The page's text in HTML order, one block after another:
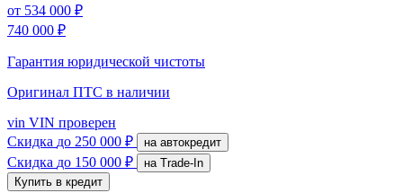
от 534 000 ₽
740 000 ₽
Гарантия юридической чистоты
Оригинал ПТС в наличии
vin VIN проверен
Скидка до 250 000 ₽ на автокредит
Скидка до 150 000 ₽
на Trade-In
Купить в кредит